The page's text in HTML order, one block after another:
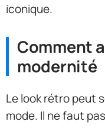
iconique.
Comment
modernité
Le look rétro peut
mode. Il ne faut